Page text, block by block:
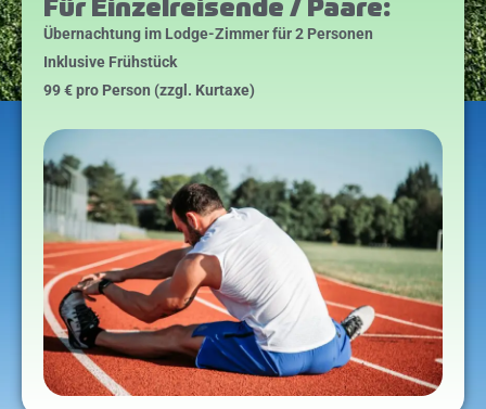
Für Einzelreisende / Paare:
Übernachtung im Lodge-Zimmer für 2 Personen
Inklusive Frühstück
99 € pro Person (zzgl. Kurtaxe)